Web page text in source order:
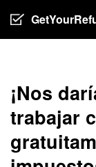
¡Nos
trabajar